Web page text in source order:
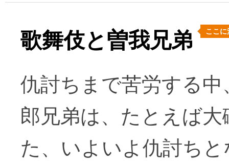
歌舞伎と曽我兄弟 ここに
仇討ちまで苦労する
郎兄弟は、たとえば
た、いよいよ仇討ち